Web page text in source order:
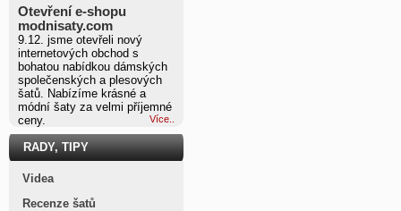
Otevření e-shopu
modnisaty.com
9.12. jsme otevřeli nový
internetových obchod s
bohatou nabídkou dámských
společenských a plesových
šatů. Nabízíme krásné a
módní šaty za velmi příjemné
ceny.
Více..
RADY, TIPY
Videa
Recenze šatů